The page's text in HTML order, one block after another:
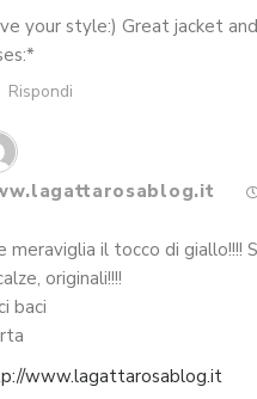
your style:) Great jacket
Rispondi
meraviglia il tocco di giallo!!!!
originali!!!!
baci
www.lagattarosablog.it